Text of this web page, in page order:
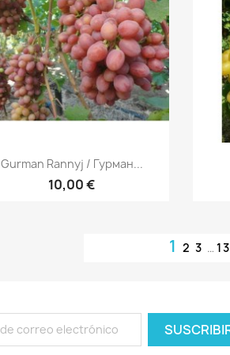
 Vista rápida
Gurman Rannyj / Гурман...
10,00 €
1 2 3 … 13